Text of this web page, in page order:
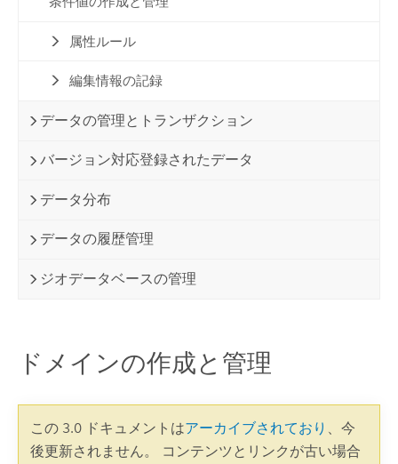
属性ルール
編集情報の記録
データの管理とトランザクション
バージョン対応登録されたデータ
データ分布
データの履歴管理
ジオデータベースの管理
ドメインの作成と管理
この 3.0 ドキュメントはアーカイブされており 、今
後更新されません。 コンテンツとリンクが古い場合